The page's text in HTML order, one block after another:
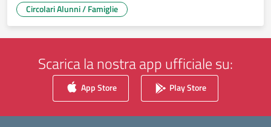
Circolari Alunni / Famiglie
Scarica la nostra app ufficiale su:
App Store Play Store